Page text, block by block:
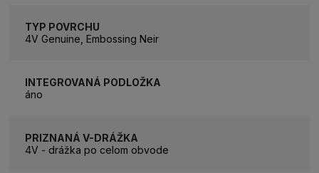
TYP POVRCHU
4V Genuine, Embossing Neir
INTEGROVANÁ PODLOŽKA
áno
PRIZNANÁ V-DRÁŽKA
4V - drážka po celom obvode